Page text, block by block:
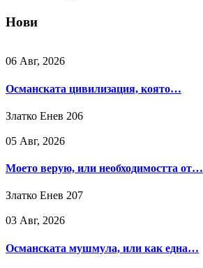
Нови
06 Авг, 2026
Османската цивилизация, която…
Златко Енев 206
05 Авг, 2026
Моето верую, или необходимостта от…
Златко Енев 207
03 Авг, 2026
Османската мушмула, или как една…